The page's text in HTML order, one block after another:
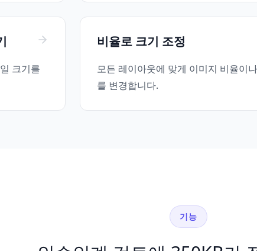
크기를
비율로 크기 조정
모든 레이아웃에 맞게 이미지 비율이
를 변경합니다.
기능